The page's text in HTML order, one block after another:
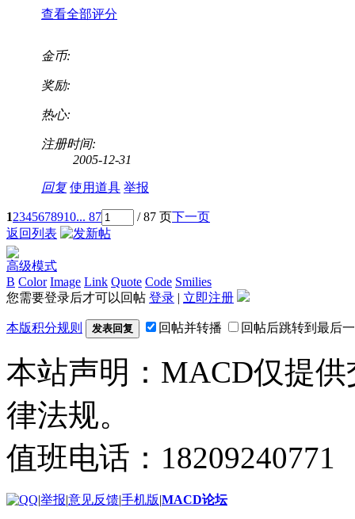
查看全部评分
金币:
奖励:
热心:
注册时间:
2005-12-31
回复 使用道具 举报
12345678910... 87 / 87 页下一页
返回列表
高级模式
B Color Image Link Quote Code Smilies
您需要登录后才可以回帖 登录 | 立即注册
本版积分规则 发表回复 回帖并转播 回帖后跳转到最后
本站声明：MACD仅提
律法规。
值班电话：
|举报|意见反馈|手机版|MACD论坛